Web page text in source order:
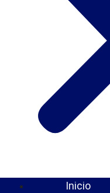
Inicio